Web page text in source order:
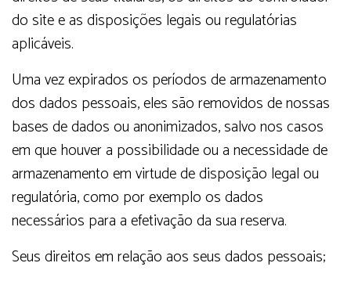
do site e as disposições legais ou regulatórias
aplicáveis.
Uma vez expirados os períodos de armazenamento
dos dados pessoais, eles são removidos de nossas
bases de dados ou anonimizados, salvo nos casos
em que houver a possibilidade ou a necessidade de
armazenamento em virtude de disposição legal ou
regulatória, como por exemplo os dados
necessários para a efetivação da sua reserva.
Seus direitos em relação aos seus dados pessoais;